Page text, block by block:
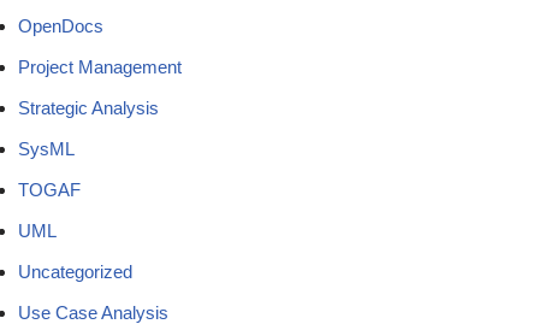
OpenDocs
Project Management
Strategic Analysis
SysML
TOGAF
UML
Uncategorized
Use Case Analysis